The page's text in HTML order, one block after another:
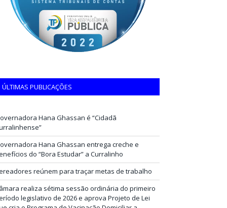
ÚLTIMAS PUBLICAÇÕES
Hana Ghassan é “Cidadã
Hana Ghassan entrega creche e
do “Bora Estudar” a Curralinho
reúnem para traçar metas de trabalho
realiza sétima sessão ordinária do primeiro
legislativo de 2026 e aprova Projeto de Lei